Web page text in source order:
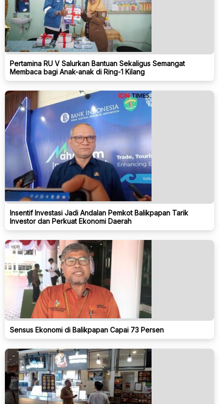
Pertamina RU V Salurkan Bantuan Sekaligus Semangat
Membaca bagi Anak-anak di Ring-1 Kilang
Insentif Investasi Jadi Andalan Pemkot Balikpapan Tarik
Investor dan Perkuat Ekonomi Daerah
Sensus Ekonomi di Balikpapan Capai 73 Persen